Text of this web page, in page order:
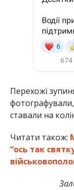
Перехожі
ставали на
Читати також:
“ось так